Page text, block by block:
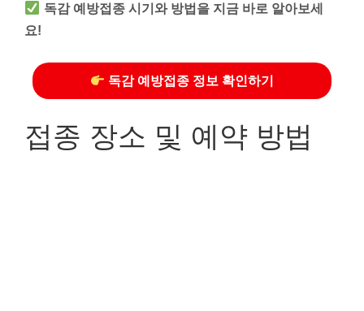
독감 예방접종 시기와 방법을 지금 바로 알아보세
요!
독감 예방접종 정보 확인하기
접종 장소 및 예약 방법